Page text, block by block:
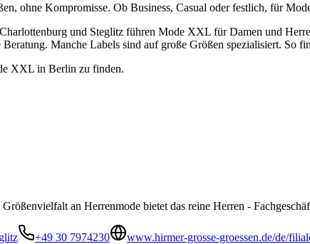
ohne Kompromisse. Ob Business, Casual oder festlich, für
und Steglitz führen Mode XXL für Damen und
Manche Labels sind auf große Größen spezialisiert. So
XXL in Berlin zu finden.
an Herrenmode bietet das reine Herren -
+49 30 7974230
www.hirmer-grosse-groessen.de/de/